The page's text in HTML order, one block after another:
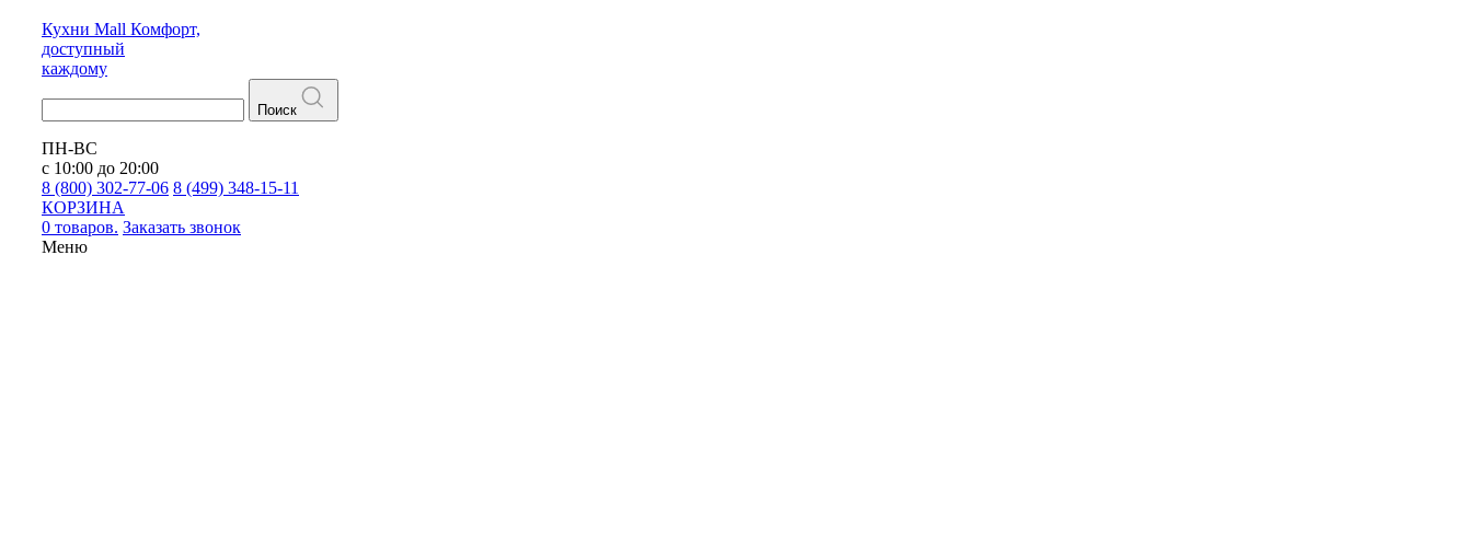
Кухни Mall Комфорт,
доступный
каждому
Поиск
ПН-ВС
с 10:00 до 20:00
8 (800) 302-77-06 8 (499) 348-15-11
КОРЗИНА
0 товаров. Заказать звонок
Меню